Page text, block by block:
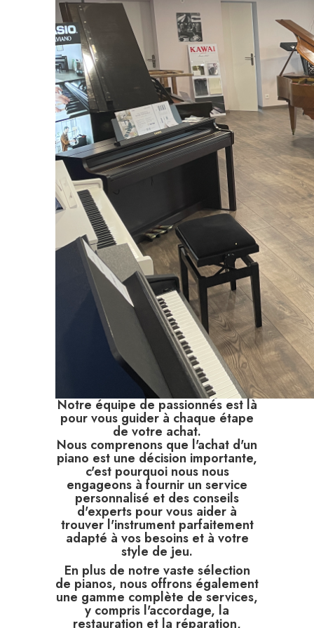
Notre équipe de passionnés est là
pour vous guider à chaque étape
de votre achat.
Nous comprenons que l'achat d'un
piano est une décision importante,
c'est pourquoi nous nous
engageons à fournir un service
personnalisé et des conseils
d'experts pour vous aider à
trouver l'instrument parfaitement
adapté à vos besoins et à votre
style de jeu.
En plus de notre vaste sélection
de pianos, nous offrons également
une gamme complète de services,
y compris l'accordage, la
restauration et la réparation,